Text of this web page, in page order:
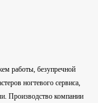
работы, безупречной
ногтевого сервиса,
Производство компании